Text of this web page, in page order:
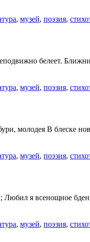
, музей, поэзия,
белеет.
, музей, поэзия,
молодея В блеске
, музей, поэзия,
я всенощное
, музей, поэзия,